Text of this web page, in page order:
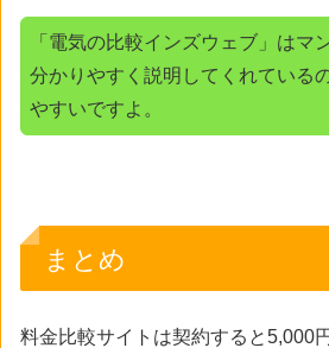
「電気の比較インズウェブ」はマ
分かりやすく説明してくれている
やすいですよ。
まとめ
料金比較サイトは契約すると5,000